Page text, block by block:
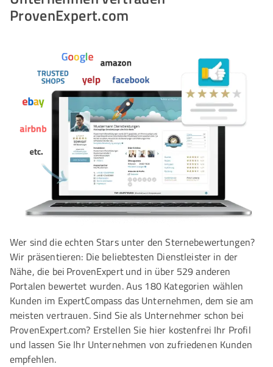
ProvenExpert.com
Wer sind die echten Stars unter den Sternebewertungen?
Wir präsentieren: Die beliebtesten Dienstleister in der
Nähe, die bei ProvenExpert und in über 529 anderen
Portalen bewertet wurden. Aus 180 Kategorien wählen
Kunden im ExpertCompass das Unternehmen, dem sie am
meisten vertrauen. Sind Sie als Unternehmer schon bei
ProvenExpert.com? Erstellen Sie hier kostenfrei Ihr Profil
und lassen Sie Ihr Unternehmen von zufriedenen Kunden
empfehlen.